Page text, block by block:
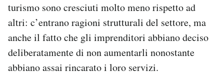
turismo sono cresciuti molto meno rispetto ad
altri: c’entrano ragioni strutturali del settore, ma
anche il fatto che gli imprenditori abbiano deciso
deliberatamente di non aumentarli nonostante
abbiano assai rincarato i loro servizi.